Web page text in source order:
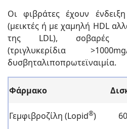
Οι φιβράτες έχουν ένδειξη
(μεικτές ή με χαμηλή HDL
της LDL), σοβαρές
(τριγλυκερίδια
δυσβηταλιποπρωτεϊναιμία.
Φάρμακο
Γεμφιβροζίλη (Lopid®)